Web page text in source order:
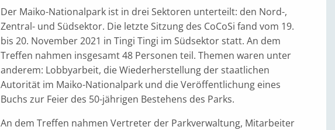
Der Maiko-Nationalpark ist in drei Sektoren unterteilt: den Nord-,
Zentral- und Südsektor. Die letzte Sitzung des CoCoSi fand vom 19.
bis 20. November 2021 in Tingi Tingi im Südsektor statt. An dem
Treffen nahmen insgesamt 48 Personen teil. Themen waren unter
anderem: Lobbyarbeit, die Wiederherstellung der staatlichen
Autorität im Maiko-Nationalpark und die Veröffentlichung eines
Buchs zur Feier des 50-jährigen Bestehens des Parks.
An dem Treffen nahmen Vertreter der Parkverwaltung, Mitarbeiter